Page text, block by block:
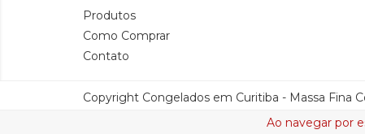
Ao navegar por
Produtos
Como Comprar
Contato
Copyright Congelados em Curitiba - Massa Fina